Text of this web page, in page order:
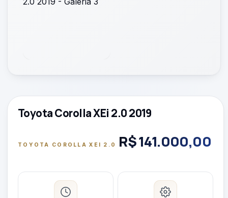
Toyota Corolla XEi 2.0 2019
TOYOTA COROLLA XEI 2.0 R$ 141.000,00